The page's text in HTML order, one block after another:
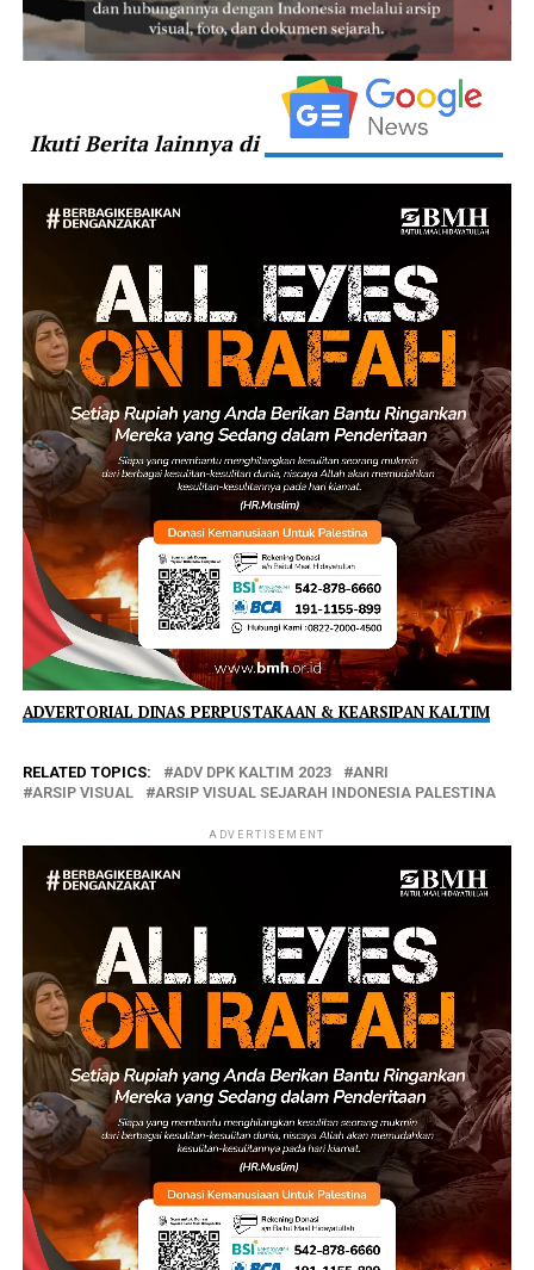
Ikuti Berita lainnya di
ADVERTORIAL DINAS PERPUSTAKAAN & KEARSIPAN KALTIM
RELATED TOPICS: ADV DPK KALTIM 2023
ANRI
ARSIP VISUAL
ARSIP VISUAL SEJARAH INDONESIA PALESTINA
ADVERTISEMENT